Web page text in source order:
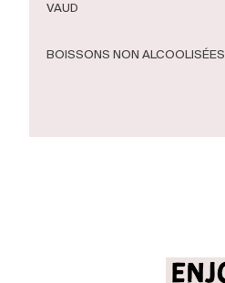
VAUD
BOISSONS NON ALCOOLISÉES